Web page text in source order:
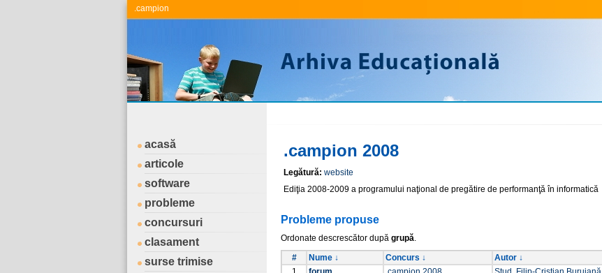
.campion
acasă
articole
software
probleme
concursuri
clasament
surse trimise
.campion 2008
Legătură: website
Ediţia 2008-2009 a programului naţional de pregătire de performanţă în informatică
Probleme propuse
Ordonate descrescător după grupă.
#
Nume ↓ Concurs ↓ Autor ↓